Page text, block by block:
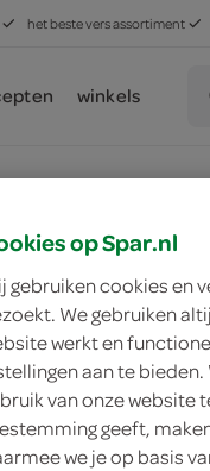
het beste vers assortiment
winkels
maar
op Spar.nl
gebruiken cookies en
We gebruiken
werkt en
aan te
van onze website
geeft,
we je op basis